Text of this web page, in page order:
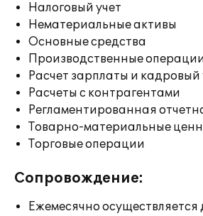
Налоговый учет
Нематериальные активы
Основные средства
Производственные операции
Расчет зарплаты и кадровый
Расчеты с контрагентами
Регламентированная
Товарно-материальные
Торговые операции
Сопровождение:
Ежемесячно осуществляется